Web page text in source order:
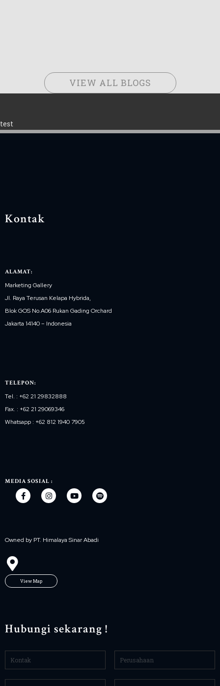
VIEW ALL BLOGS
test
Kontak
ALAMAT:
Marketing Gallery
Jl. Raya Terusan Kelapa Hybrida,
Blok GOS No.A06 Rukan Gading Orchard
Jakarta 14140 – Indonesia
TELEPON:
Tel. : +62 21 29832888
Fax. : +62 21 29069346
Whatsapp : +62 812 1940 7905
MEDIA SOSIAL :
Owned by PT. Himalaya Sinar Abadi
View Map
Hubungi sekarang !